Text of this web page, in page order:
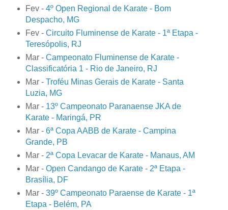
Fev - 4º Open Regional de Karate - Bom
Despacho, MG
Fev - Circuito Fluminense de Karate - 1ª Etapa -
Teresópolis, RJ
Mar - Campeonato Fluminense de Karate -
Classificatória 1 - Rio de Janeiro, RJ
Mar - Troféu Minas Gerais de Karate - Santa
Luzia, MG
Mar - 13º Campeonato Paranaense JKA de
Karate - Maringá, PR
Mar - 6ª Copa AABB de Karate - Campina
Grande, PB
Mar - 2ª Copa Levacar de Karate - Manaus, AM
Mar - Open Candango de Karate - 2ª Etapa -
Brasília, DF
Mar - 39º Campeonato Paraense de Karate - 1ª
Etapa - Belém, PA